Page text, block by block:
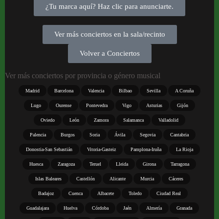
¿Tu marca aquí? Haz clic para anunciarte.
Ver más conciertos en la sala/recinto
Volver a Conciertos
Ver más conciertos por provincia o género musical
Madrid Barcelona Valencia Bilbao Sevilla A Coruña
Lugo Ourense Pontevedra Vigo Asturias Gijón
Oviedo León Zamora Salamanca Valladolid
Palencia Burgos Soria Ávila Segovia Cantabria
Donostia-San Sebastián Vitoria-Gasteiz Pamplona-Iruña La Rioja
Huesca Zaragoza Teruel Lleida Girona Tarragona
Islas Baleares Castellón Alicante Murcia Cáceres
Badajoz Cuenca Albacete Toledo Ciudad Real
Guadalajara Huelva Córdoba Jaén Almería Granada